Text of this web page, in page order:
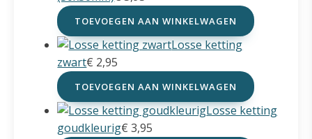
TOEVOEGEN AAN WINKELWAGEN
Losse ketting
zwart€ 2,95
TOEVOEGEN AAN WINKELWAGEN
Losse ketting
goudkleurig€ 3,95